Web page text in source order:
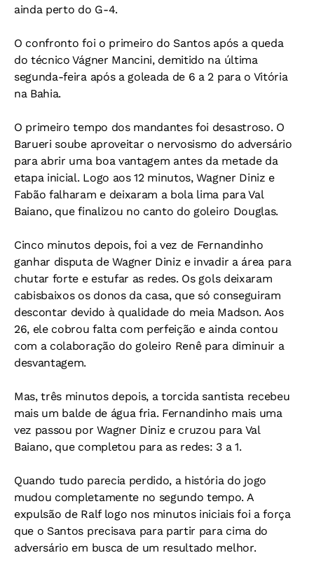
ainda perto do G-4.
O confronto foi o primeiro do Santos após a queda
do técnico Vágner Mancini, demitido na última
segunda-feira após a goleada de 6 a 2 para o Vitória
na Bahia.
O primeiro tempo dos mandantes foi desastroso. O
Barueri soube aproveitar o nervosismo do adversário
para abrir uma boa vantagem antes da metade da
etapa inicial. Logo aos 12 minutos, Wagner Diniz e
Fabão falharam e deixaram a bola lima para Val
Baiano, que finalizou no canto do goleiro Douglas.
Cinco minutos depois, foi a vez de Fernandinho
ganhar disputa de Wagner Diniz e invadir a área para
chutar forte e estufar as redes. Os gols deixaram
cabisbaixos os donos da casa, que só conseguiram
descontar devido à qualidade do meia Madson. Aos
26, ele cobrou falta com perfeição e ainda contou
com a colaboração do goleiro Renê para diminuir a
desvantagem.
Mas, três minutos depois, a torcida santista recebeu
mais um balde de água fria. Fernandinho mais uma
vez passou por Wagner Diniz e cruzou para Val
Baiano, que completou para as redes: 3 a 1.
Quando tudo parecia perdido, a história do jogo
mudou completamente no segundo tempo. A
expulsão de Ralf logo nos minutos iniciais foi a força
que o Santos precisava para partir para cima do
adversário em busca de um resultado melhor.